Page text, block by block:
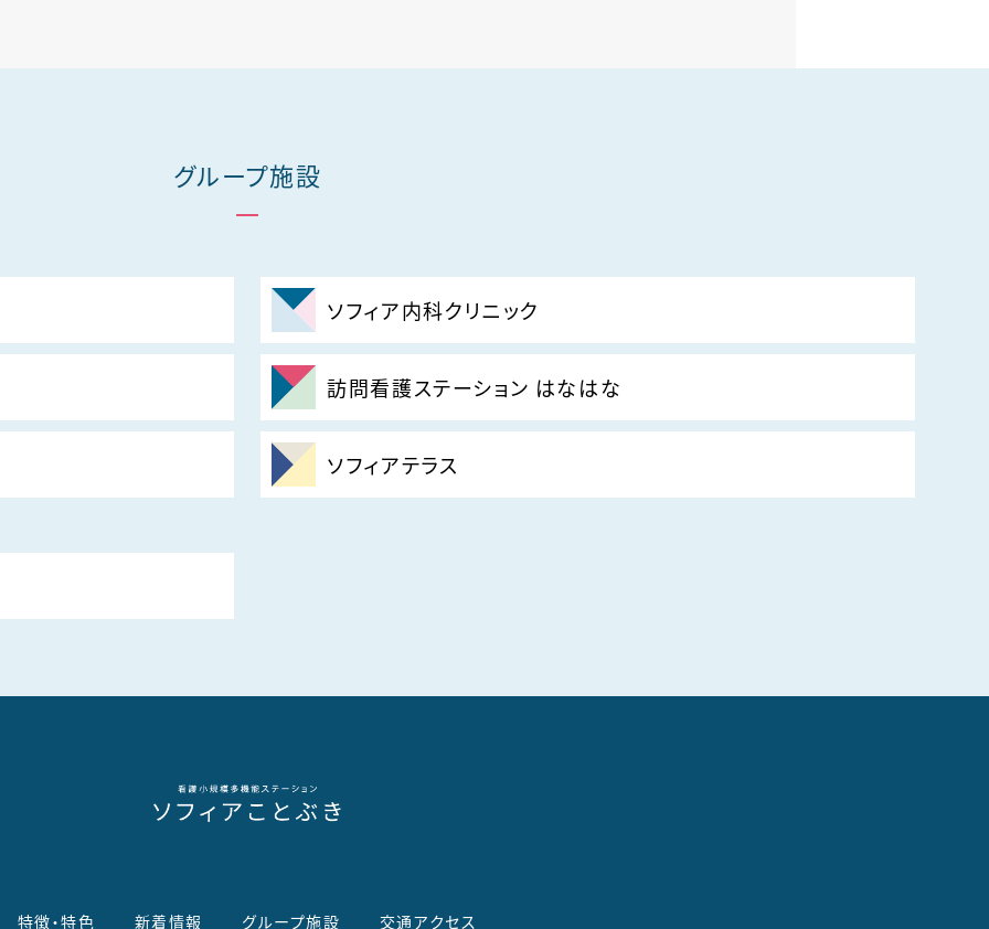
グループ施設
ソフィア内科クリニック
訪問看護ステーション はなはな
ソフィアテラス
特徴・特色 新着情報 グループ施設 交通アクセス